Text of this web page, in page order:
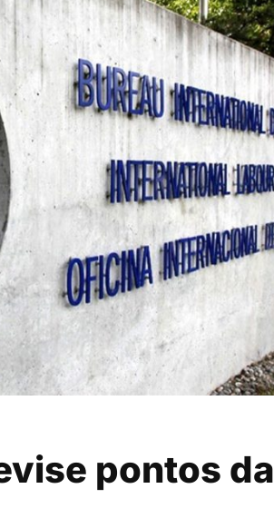
pontos da